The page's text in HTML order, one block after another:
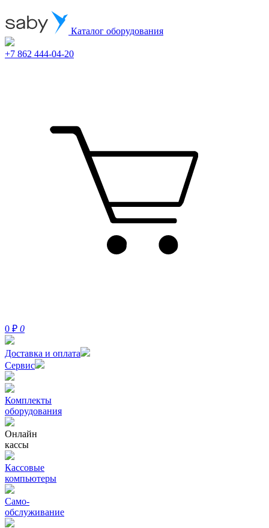
Каталог оборудования
+7 862 444-04-20
0 ₽ 0
Доставка и оплата
Сервис
Комплекты
оборудования
Онлайн
кассы
Кассовые
компьютеры
Само-
обслуживание